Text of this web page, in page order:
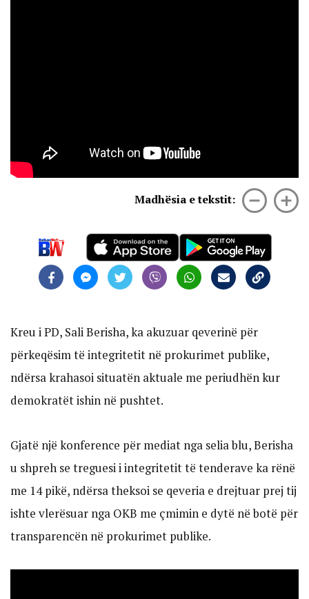
Madhësia e tekstit:
Kreu i PD, Sali Berisha, ka akuzuar qeverinë për
përkeqësim të integritetit në prokurimet publike,
ndërsa krahasoi situatën aktuale me periudhën kur
demokratët ishin në pushtet.
Gjatë një konference për mediat nga selia blu, Berisha
u shpreh se treguesi i integritetit të tenderave ka rënë
me 14 pikë, ndërsa theksoi se qeveria e drejtuar prej tij
ishte vlerësuar nga OKB me çmimin e dytë në botë për
transparencën në prokurimet publike.